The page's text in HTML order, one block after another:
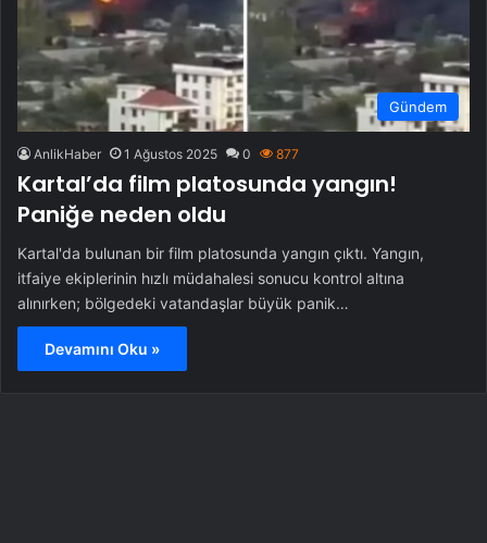
Gündem
AnlikHaber 1 Ağustos 2025 0 877
Kartal’da film platosunda yangın!
Paniğe neden oldu
Kartal'da bulunan bir film platosunda yangın çıktı. Yangın,
itfaiye ekiplerinin hızlı müdahalesi sonucu kontrol altına
alınırken; bölgedeki vatandaşlar büyük panik…
Devamını Oku »